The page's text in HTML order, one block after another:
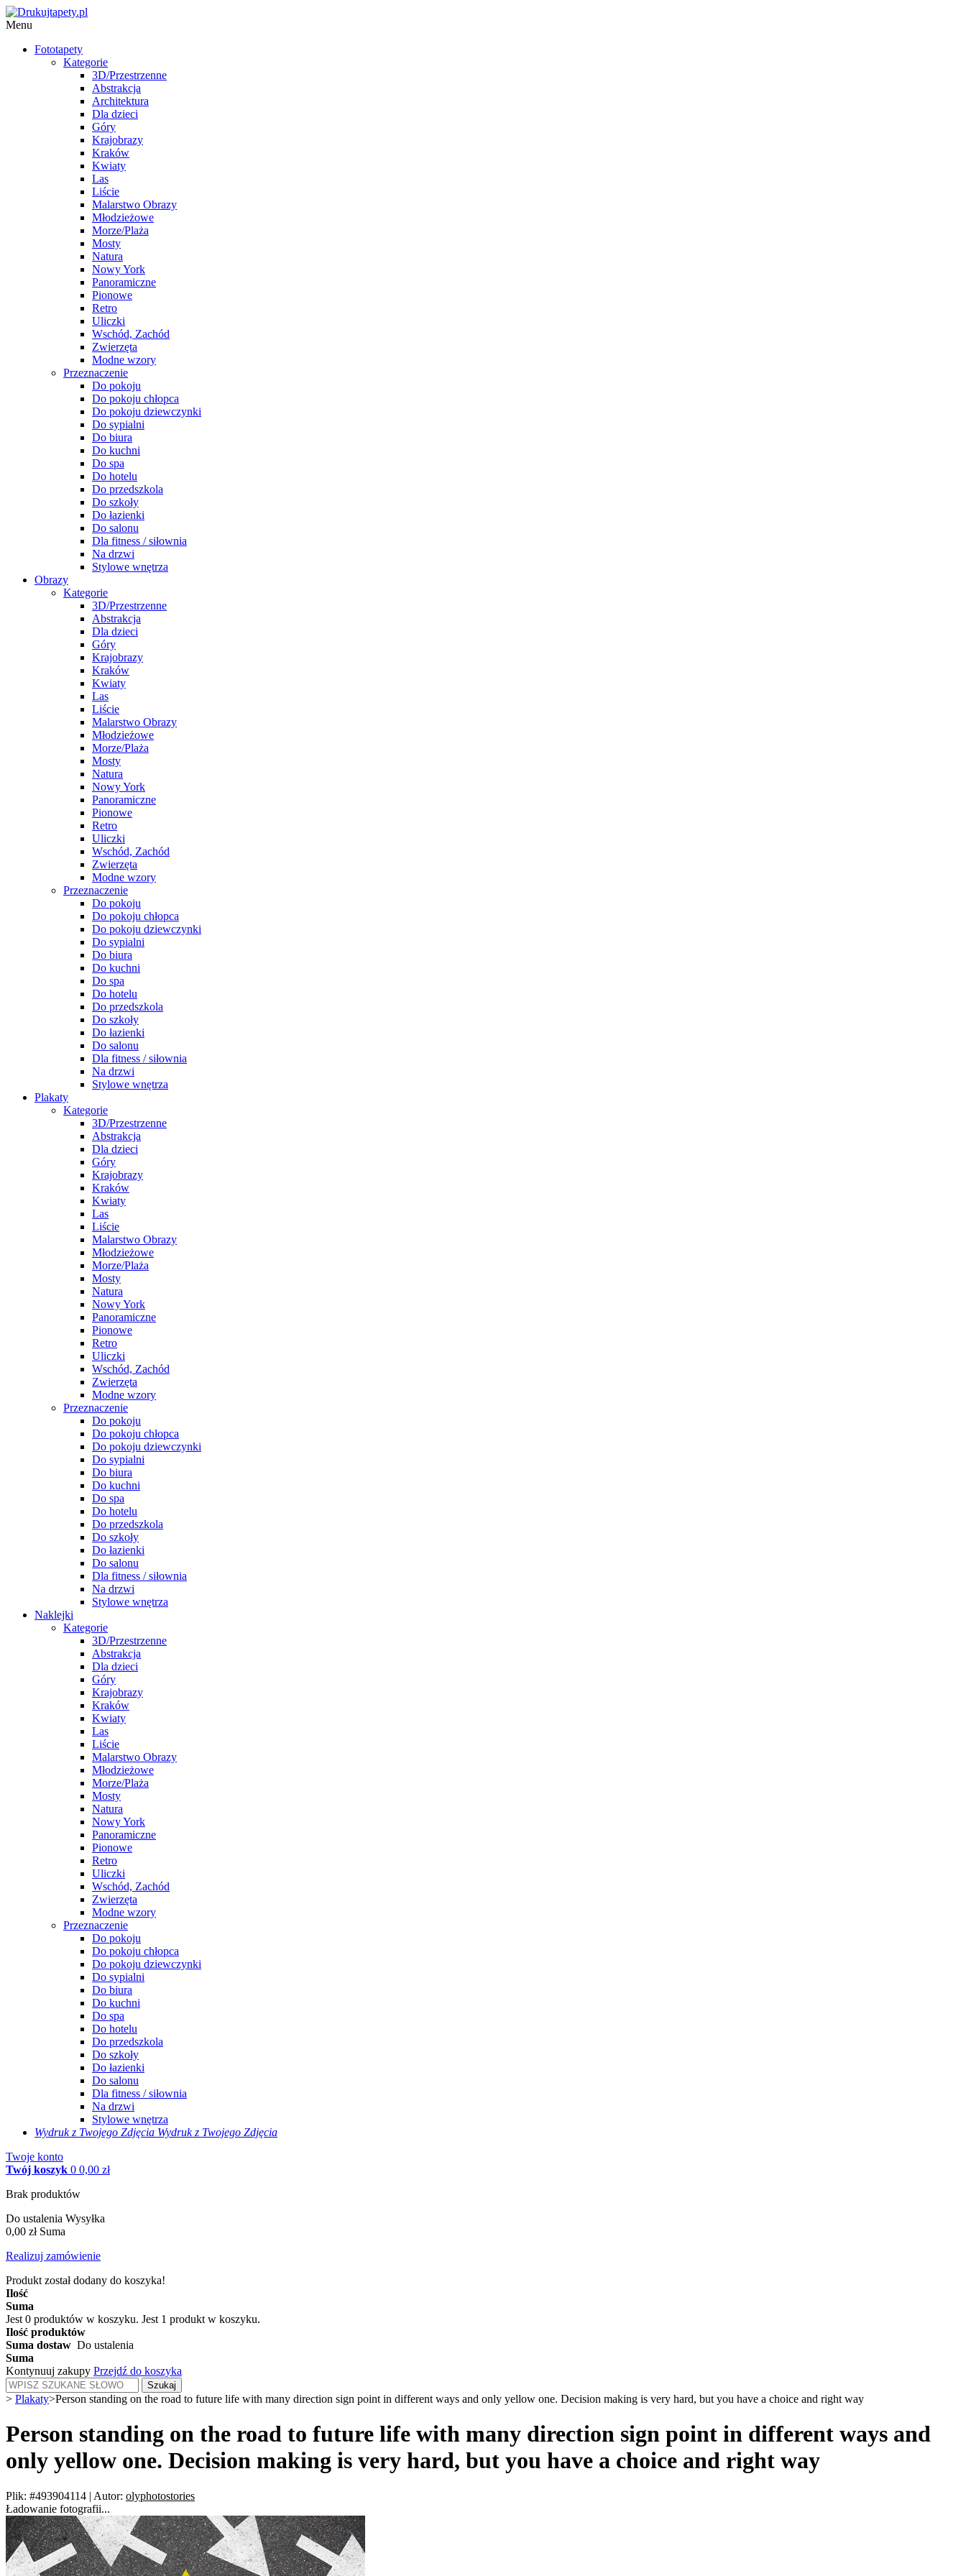
Menu
Fototapety
Kategorie
3D/Przestrzenne
Abstrakcja
Architektura
Dla dzieci
Góry
Krajobrazy
Kraków
Kwiaty
Las
Liście
Malarstwo Obrazy
Młodzieżowe
Morze/Plaża
Mosty
Natura
Nowy York
Panoramiczne
Pionowe
Retro
Uliczki
Wschód, Zachód
Zwierzęta
Modne wzory
Przeznaczenie
Do pokoju
Do pokoju chłopca
Do pokoju dziewczynki
Do sypialni
Do biura
Do kuchni
Do spa
Do hotelu
Do przedszkola
Do szkoły
Do łazienki
Do salonu
Dla fitness / siłownia
Na drzwi
Stylowe wnętrza
Obrazy
Kategorie
3D/Przestrzenne
Abstrakcja
Dla dzieci
Góry
Krajobrazy
Kraków
Kwiaty
Las
Liście
Malarstwo Obrazy
Młodzieżowe
Morze/Plaża
Mosty
Natura
Nowy York
Panoramiczne
Pionowe
Retro
Uliczki
Wschód, Zachód
Zwierzęta
Modne wzory
Przeznaczenie
Do pokoju
Do pokoju chłopca
Do pokoju dziewczynki
Do sypialni
Do biura
Do kuchni
Do spa
Do hotelu
Do przedszkola
Do szkoły
Do łazienki
Do salonu
Dla fitness / siłownia
Na drzwi
Stylowe wnętrza
Plakaty
Kategorie
3D/Przestrzenne
Abstrakcja
Dla dzieci
Góry
Krajobrazy
Kraków
Kwiaty
Las
Liście
Malarstwo Obrazy
Młodzieżowe
Morze/Plaża
Mosty
Natura
Nowy York
Panoramiczne
Pionowe
Retro
Uliczki
Wschód, Zachód
Zwierzęta
Modne wzory
Przeznaczenie
Do pokoju
Do pokoju chłopca
Do pokoju dziewczynki
Do sypialni
Do biura
Do kuchni
Do spa
Do hotelu
Do przedszkola
Do szkoły
Do łazienki
Do salonu
Dla fitness / siłownia
Na drzwi
Stylowe wnętrza
Naklejki
Kategorie
3D/Przestrzenne
Abstrakcja
Dla dzieci
Góry
Krajobrazy
Kraków
Kwiaty
Las
Liście
Malarstwo Obrazy
Młodzieżowe
Morze/Plaża
Mosty
Natura
Nowy York
Panoramiczne
Pionowe
Retro
Uliczki
Wschód, Zachód
Zwierzęta
Modne wzory
Przeznaczenie
Do pokoju
Do pokoju chłopca
Do pokoju dziewczynki
Do sypialni
Do biura
Do kuchni
Do spa
Do hotelu
Do przedszkola
Do szkoły
Do łazienki
Do salonu
Dla fitness / siłownia
Na drzwi
Stylowe wnętrza
Wydruk z Twojego Zdjęcia Wydruk z Twojego Zdjęcia
Twoje konto
Twój koszyk 0 0,00 zł
Brak produktów
Do ustalenia Wysyłka
0,00 zł Suma
Realizuj zamówienie
Produkt został dodany do koszyka!
Ilość
Suma
Jest 0 produktów w koszyku. Jest 1 produkt w koszyku.
Ilość produktów
Suma dostaw Do ustalenia
Suma
Kontynuuj zakupy Przejdź do koszyka
Szukaj
> Plakaty>Person standing on the road to future life with many direction sign point in different ways and only yellow one. Decision making is very hard, but you have a choice and right way
Person standing on the road to future life with many direction sign point in different ways and
only yellow one. Decision making is very hard, but you have a choice and right way
Plik: #493904114 | Autor: olyphotostories
Ładowanie fotografii...